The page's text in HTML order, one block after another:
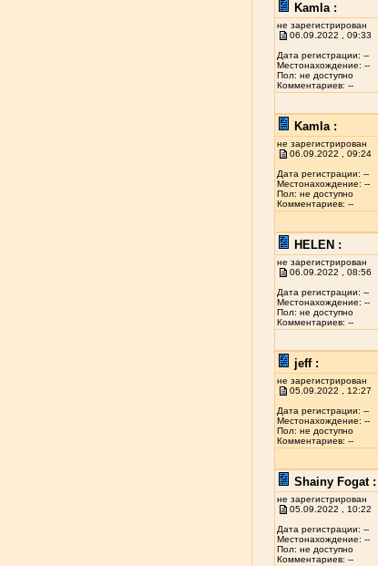
Kamla :
не зарегистрирован
06.09.2022 , 09:33
Дата регистрации: --
Местонахождение: --
Пол: не доступно
Комментариев: --
Kamla :
не зарегистрирован
06.09.2022 , 09:24
Дата регистрации: --
Местонахождение: --
Пол: не доступно
Комментариев: --
HELEN :
не зарегистрирован
06.09.2022 , 08:56
Дата регистрации: --
Местонахождение: --
Пол: не доступно
Комментариев: --
jeff :
не зарегистрирован
05.09.2022 , 12:27
Дата регистрации: --
Местонахождение: --
Пол: не доступно
Комментариев: --
Shainy Fogat :
не зарегистрирован
05.09.2022 , 10:22
Дата регистрации: --
Местонахождение: --
Пол: не доступно
Комментариев: --